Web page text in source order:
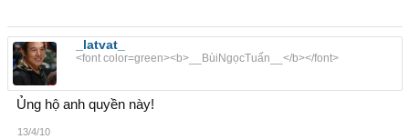
_latvat_
<font color=green><b>__BùiNgọcTuấn__</b></font>
Ủng hộ anh quyền này!
13/4/10